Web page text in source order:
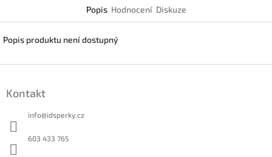
Popis Hodnocení Diskuze
Popis produktu není dostupný
Kontakt
info@idsperky.cz
603 433 765